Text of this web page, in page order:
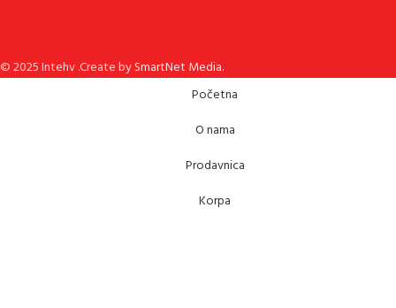
© 2025 Intehv .Create bySmartNet Media.
Početna
O nama
Prodavnica
Korpa